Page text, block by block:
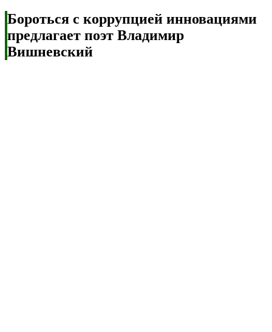
Бороться с коррупцией инновациями
предлагает поэт Владимир
Вишневский